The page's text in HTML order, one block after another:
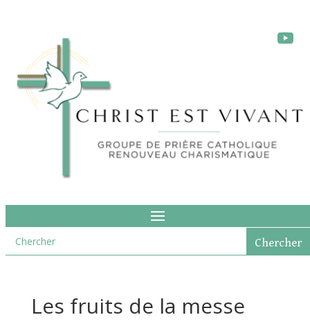
Les fruits de la messe